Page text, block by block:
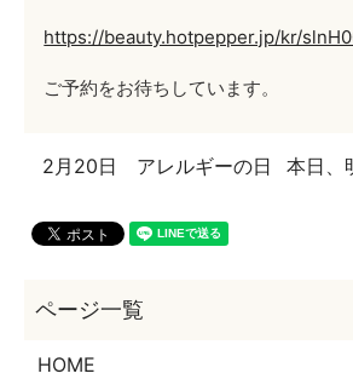
https://beauty.hotpepper.jp/kr/
ご予約をお待ちしています。
2月20日 アレルギーの日 本日、
HOME